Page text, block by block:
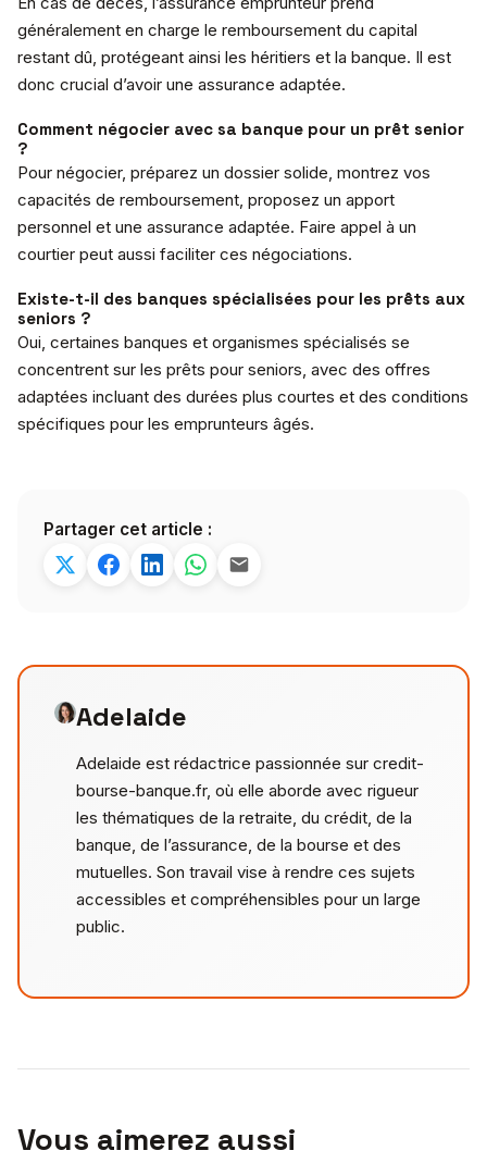
généralement en charge le remboursement du capital
restant dû, protégeant ainsi les héritiers et la banque. Il est
donc crucial d’avoir une assurance adaptée.
Comment négocier avec sa banque pour un prêt senior
?
Pour négocier, préparez un dossier solide, montrez vos
capacités de remboursement, proposez un apport
personnel et une assurance adaptée. Faire appel à un
courtier peut aussi faciliter ces négociations.
Existe-t-il des banques spécialisées pour les prêts aux
seniors ?
Oui, certaines banques et organismes spécialisés se
concentrent sur les prêts pour seniors, avec des offres
adaptées incluant des durées plus courtes et des conditions
spécifiques pour les emprunteurs âgés.
Partager cet article :
Adelaide
Adelaide est rédactrice passionnée sur credit-
bourse-banque.fr, où elle aborde avec rigueur
les thématiques de la retraite, du crédit, de la
banque, de l’assurance, de la bourse et des
mutuelles. Son travail vise à rendre ces sujets
accessibles et compréhensibles pour un large
public.
Vous aimerez aussi